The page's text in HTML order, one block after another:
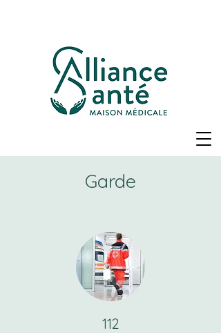
Garde
112